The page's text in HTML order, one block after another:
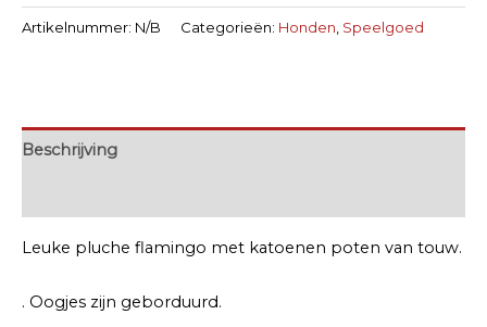
Artikelnummer: N/B Categorieën: Honden, Speelgoed
Beschrijving
Leuke pluche flamingo met katoenen poten van touw.
. Oogjes zijn geborduurd.